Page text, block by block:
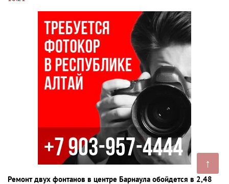
↑
Ремонт двух фонтанов в центре Барнаула обойдется в 2,48